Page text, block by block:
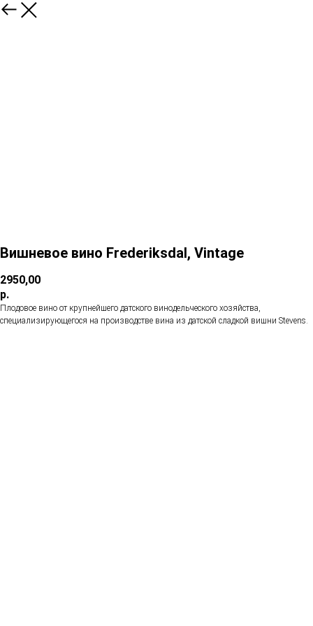
Вишневое вино Frederiksdal, Vintage
2950,00
р.
Плодовое вино от крупнейшего датского винодельческого хозяйства,
специализирующегося на производстве вина из датской сладкой вишни Stevens.